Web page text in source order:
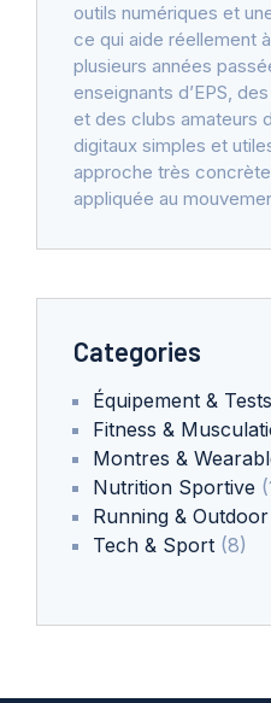
outils numériques et
ce qui aide réellement
plusieurs années
enseignants d’EPS,
et des clubs amateurs
digitaux simples et
approche très
appliquée au
Categories
Équipement & Tests
Fitness &
Montres &
Nutrition Sportive
Running & Outdoor
Tech & Sport (8)